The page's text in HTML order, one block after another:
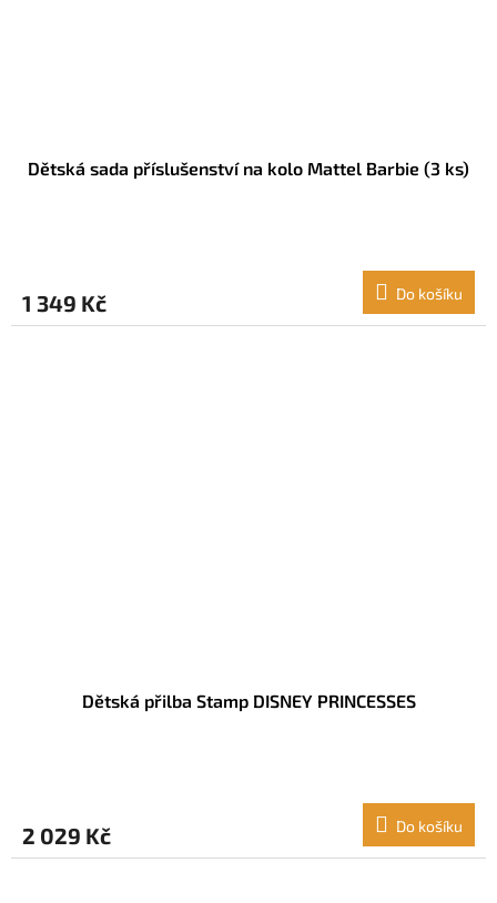
Dětská sada příslušenství na kolo Mattel Barbie (3 ks)
1 349 Kč Do košíku
Dětská přilba Stamp DISNEY PRINCESSES
2 029 Kč Do košíku